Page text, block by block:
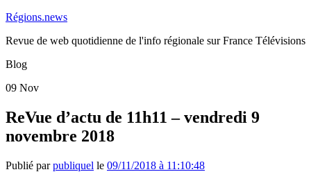
Régions.news
Revue de web quotidienne de l'info régionale sur France Télévisions
Blog
09 Nov
ReVue d’actu de 11h11 – vendredi 9
novembre 2018
Publié parpubliquel le 09/11/2018 à 11:10:48